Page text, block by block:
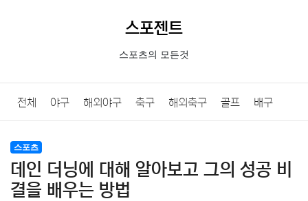
스포젠트
스포츠의 모든것
전체 야구 해외야구 축구 해외축구 골프 배구
농구
스포츠
데인 더닝에 대해 알아보고 그의 성공 비
결을 배우는 방법